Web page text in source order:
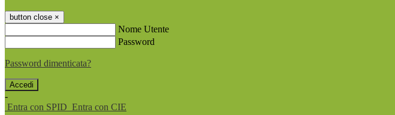
button close ×
Nome Utente
Password
Password dimenticata?
-
Entra con SPID Entra con CIE